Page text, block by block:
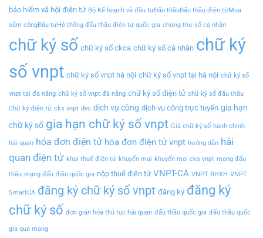
bảo hiểm xã hội điện tử Bộ Kế hoạch và đầu tưĐấu thầuĐấu thầu điện tửMua
sắm côngĐầu tưHệ thống đấu thầu điện tử quốc gia chứng thư số cá nhân
chữ ký số chữ ký số ckca chữ ký số cá nhân chữ ký
số vnpt chữ ký số vnpt hà nội chữ ký số vnpt tại hà nội chữ ký số
vnpt tại đà nẵng chữ ký số vnpt đà nẵng chữ ký số điện tử chữ ký số đấu thầu
Chữ ký điện tử cks vnpt dvc dịch vụ công dịch vụ công trực tuyến gia hạn
chữ ký số gia hạn chữ ký số vnpt Giá chữ ký số hành chính
hải quan hóa đơn điện tử hóa đơn điện tử vnpt hướng dẫn hải
quan điện tử khai thuế điện tử khuyến mại khuyến mại cks vnpt mạng đấu
thầu mạng đấu thầu quốc gia nộp thuế điện tử VNPT-CA VNPT BHXH VNPT
SmartCA đăng ký chữ ký số vnpt đăng ký đăng ký
chữ ký số đơn giản hóa thủ tục hải quan đấu thầu quốc gia đấu thầu quốc
gia qua mạng